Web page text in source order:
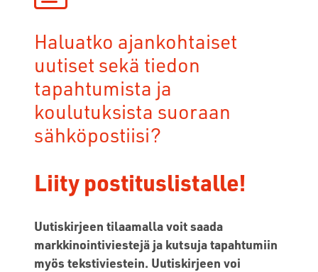
Haluatko ajankohtaiset
uutiset sekä tiedon
tapahtumista ja
koulutuksista suoraan
sähköpostiisi?
Liity postituslistalle!
Uutiskirjeen tilaamalla voit saada
markkinointiviestejä ja kutsuja tapahtumiin
myös tekstiviestein. Uutiskirjeen voi